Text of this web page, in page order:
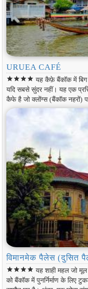
URUEA CAFÉ
starstarstarstar यह कैफ़े बैंकॉक में बिग
यदि सबसे सुंदर नहीं। यह एक
कैफे है जो क्लोंग्स (बैंकॉक नहरों)
विमानमेक पैलेस (दुसित
starstarstarstar यह शाही महल जो मूल
को बैंकॉक में पुनर्निर्माण के लिए